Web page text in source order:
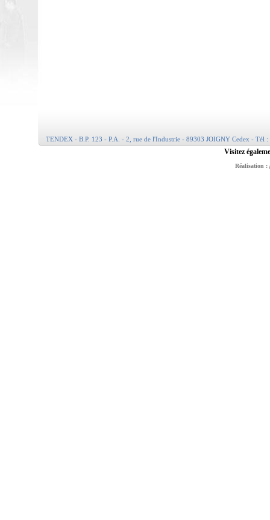
TENDEX - B.P. 123 - P.A. - 2, rue de l'Industrie - 89303 JOIGNY Cedex - Tél
Visitez
Réalisation :